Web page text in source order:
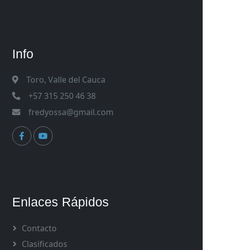
Info
Toro, Valle del Cauca
+57 315 250 46 38
fredyossa@gmail.com
Enlaces Rápidos
Contacto
Clasificados